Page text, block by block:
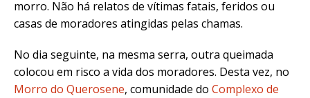
morro. Não há relatos de vítimas fatais, feridos ou
casas de moradores atingidas pelas chamas.
No dia seguinte, na mesma serra, outra queimada
colocou em risco a vida dos moradores. Desta vez, no
Morro do Querosene, comunidade do Complexo de